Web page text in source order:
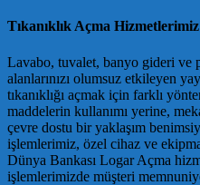
Tıkanıklık Açma Hizmetlerimiz
Lavabo, tuvalet, banyo gideri ve
alanlarınızı olumsuz etkileyen
tıkanıklığı açmak için farklı
maddelerin kullanımı yerine,
çevre dostu bir yaklaşım
işlemlerimiz, özel cihaz ve
Dünya Bankası Logar Açma
işlemlerimizde müşteri